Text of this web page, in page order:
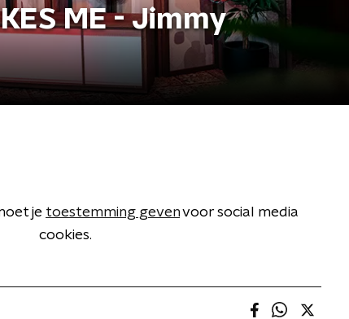
ME - Jimmy
je toestemming gevenvoor social media
cookies.